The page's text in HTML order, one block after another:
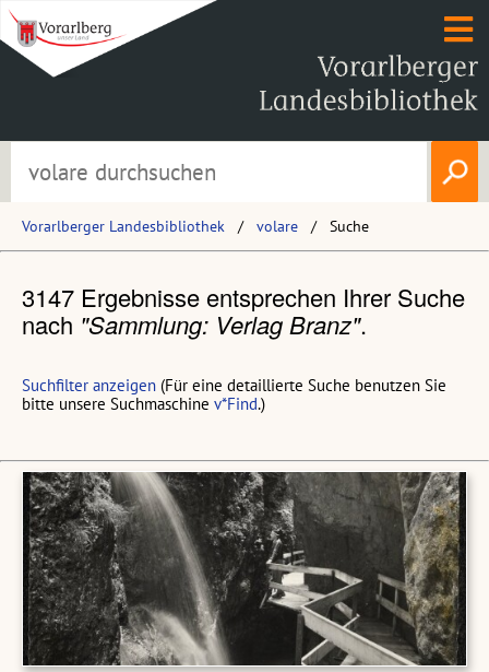
Vorarlberger Landesbibliothek volare Suche
3147 Ergebnisse entsprechen Ihrer Suche
nach "Sammlung: Verlag Branz".
Suchfilter anzeigen (Für eine detaillierte Suche benutzen Sie
bitte unsere Suchmaschine v*Find.)